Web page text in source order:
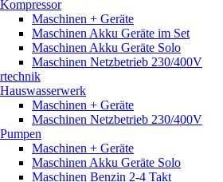
Kompressor
Maschinen + Geräte
Maschinen Akku Geräte im Set
Maschinen Akku Geräte Solo
Maschinen Netzbetrieb 230/400V
Hauswasserwerk
Maschinen + Geräte
Maschinen Netzbetrieb 230/400V
Pumpen
Maschinen + Geräte
Maschinen Akku Geräte Solo
Maschinen Benzin 2-4 Takt